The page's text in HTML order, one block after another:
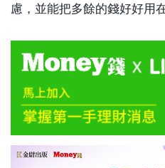
慮，並能把多餘的錢好好用